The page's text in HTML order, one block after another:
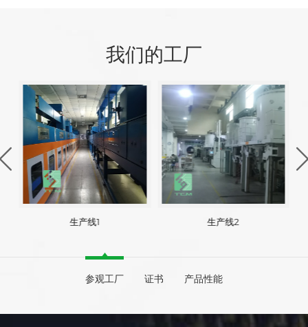
我们的工厂
生产线1 生产线2
参观工厂 证书 产品性能